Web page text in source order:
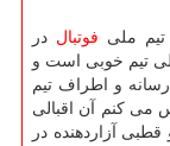
ملی فوتبال در
تیم خوبی است و
و اطراف تیم
می كنم آن اقبالی
آزاردهنده در